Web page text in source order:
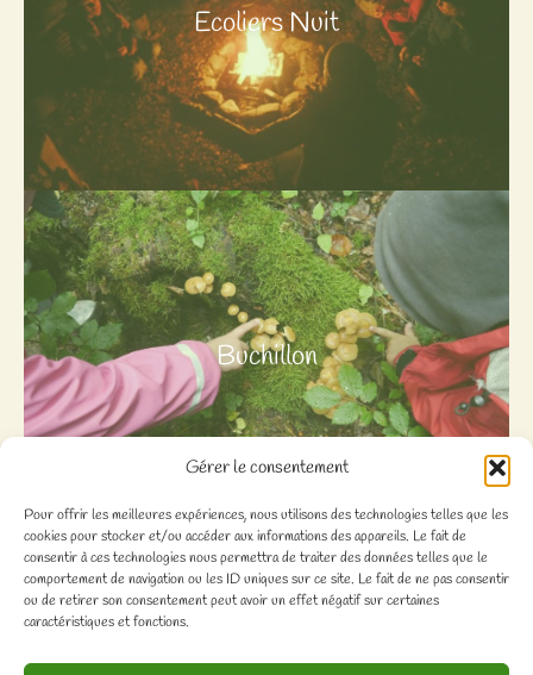
Gérer le consentement
Pour offrir les meilleures expériences, nous utilisons des technologies telles que les
cookies pour stocker et/ou accéder aux informations des appareils. Le fait de
consentir à ces technologies nous permettra de traiter des données telles que le
comportement de navigation ou les ID uniques sur ce site. Le fait de ne pas consentir
ou de retirer son consentement peut avoir un effet négatif sur certaines
caractéristiques et fonctions.
Ecoliers Nuit
Buchillon
Association Chouette-Forêt, 1030 Bussigny